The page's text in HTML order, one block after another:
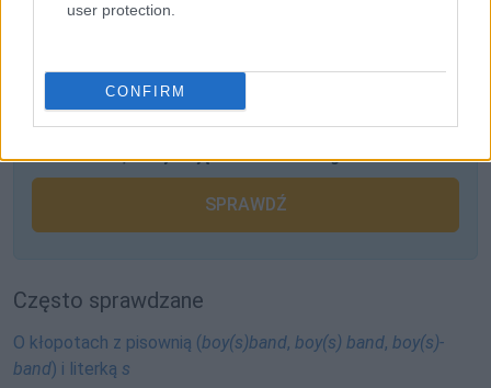
user protection.
CONFIRM
Pozostały wątpliwości? Brakuje czegoś w haśle?
Zobacz, co zyskują abonenci Dobrego słownika.
SPRAWDŹ
Często sprawdzane
O kłopotach z pisownią (boy(s)band, boy(s) band, boy(s)-
band) i literką s